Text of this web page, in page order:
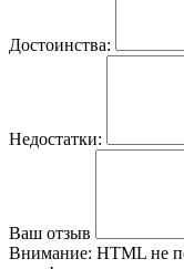
Достоинства:
Недостатки:
Ваш отзыв
Внимание: HTML не